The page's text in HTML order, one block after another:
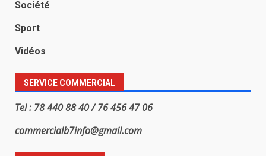
Société
Sport
Vidéos
SERVICE COMMERCIAL
Tel : 78 440 88 40 / 76 456 47 06
commercialb7info@gmail.com